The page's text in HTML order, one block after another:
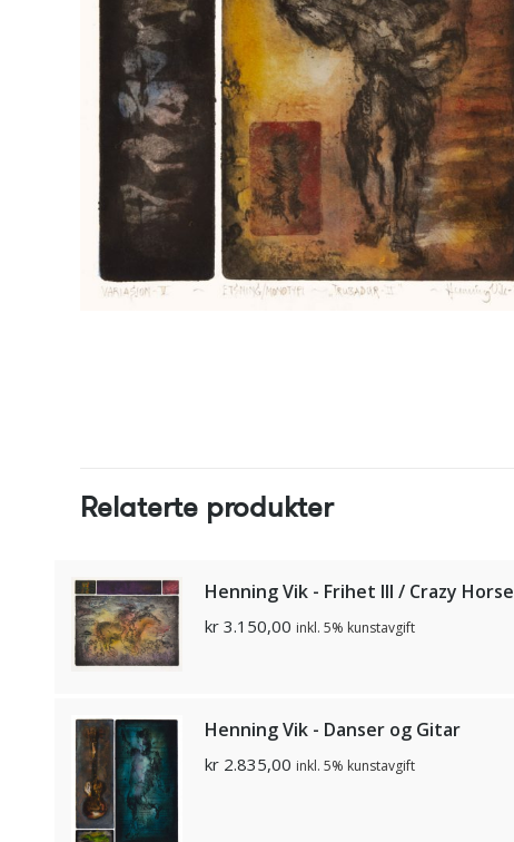
Relaterte produkter
Henning Vik - Frihet III / Crazy Horse
kr 3.150,00 inkl. 5% kunstavgift
Henning Vik - Danser og Gitar
kr 2.835,00 inkl. 5% kunstavgift